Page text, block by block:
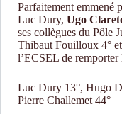
Parfaitement emmené
Luc Dury, Ugo
ses collègues du Pôle
Thibaut Fouilloux 4°
l’ECSEL de remporter
Luc Dury 13°, Hugo
Pierre Challemet 44°